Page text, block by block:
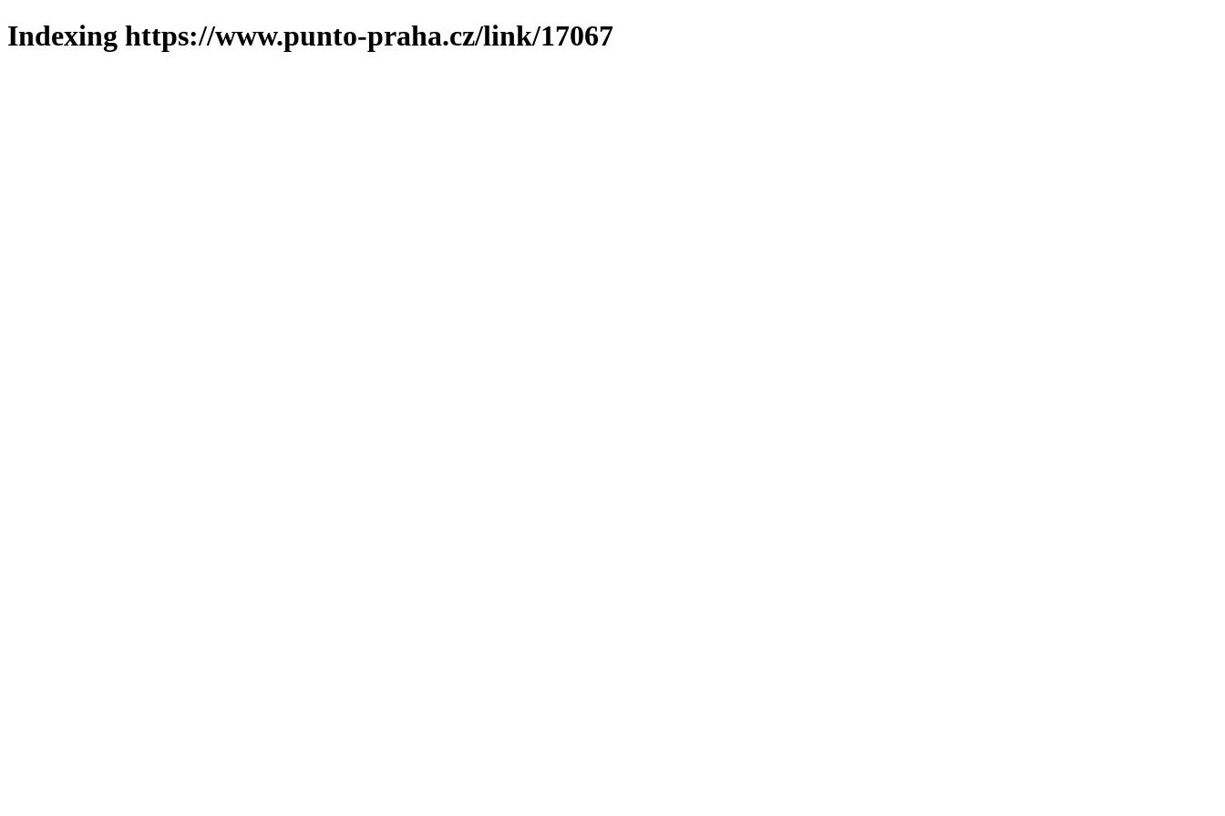
Indexing https://www.punto-praha.cz/link/17067